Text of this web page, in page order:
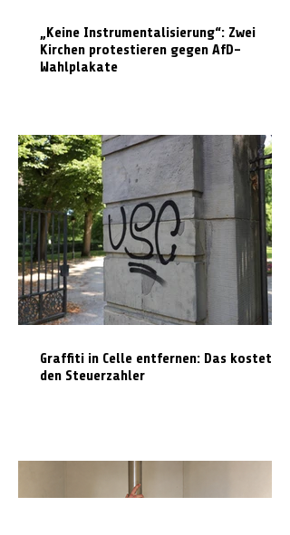
„Keine Instrumentalisierung“: Zwei
Kirchen protestieren gegen AfD-
Wahlplakate
Graffiti in Celle entfernen: Das kostet es
den Steuerzahler